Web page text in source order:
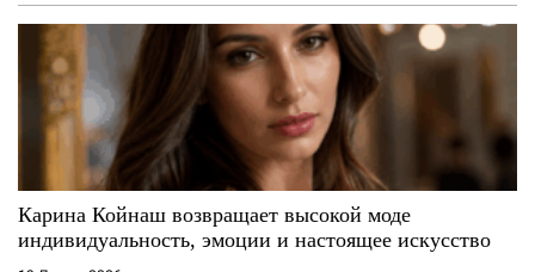
а
п
с
і
Карина Койнаш возвращает высокой моде
индивидуальность, эмоции и настоящее искусство